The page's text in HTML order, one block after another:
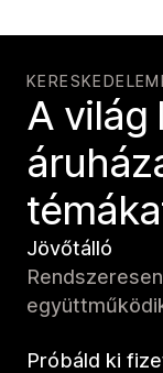
A világ
Jövőtálló
Próbáld ki